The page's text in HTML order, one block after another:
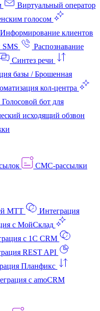
Виртуальный оператор
голосом
Информирование клиентов
Распознавание
Синтез речи
базы / Брошенная
кол‑центра
Голосовой бот для
исходящий обзвон
СМС-рассылки
МТТ
Интеграция
с МойСклад
с 1C CRM
REST API
Планфикс
с amoCRM